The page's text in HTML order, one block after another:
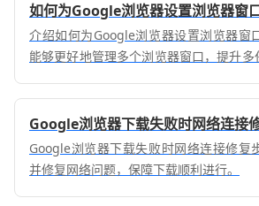
如何为Google浏览器设置浏览器窗
介绍如何为Google浏览器设置浏览器窗
能够更好地管理多个浏览器窗口，提升多
Google浏览器下载失败时网络连接
Google浏览器下载失败时网络连接修复
并修复网络问题，保障下载顺利进行。